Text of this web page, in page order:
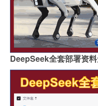
DeepSeek全套部署资